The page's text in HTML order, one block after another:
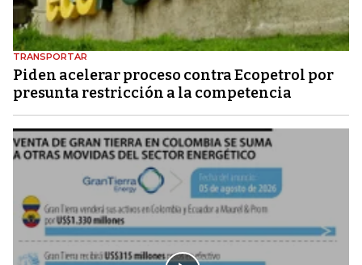
TRANSPORTAR
Piden acelerar proceso contra Ecopetrol por
presunta restricción a la competencia